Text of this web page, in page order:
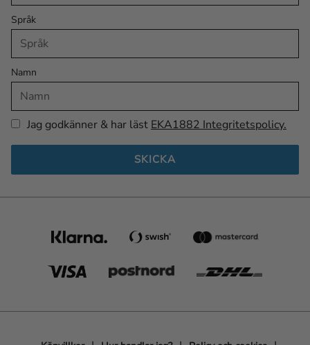
Språk
Namn
Jag godkänner & har läst EKA1882 Integritetspolicy.
SKICKA